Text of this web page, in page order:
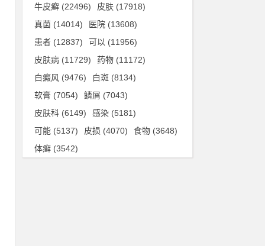
牛皮癣 (22496) 皮肤 (17918)
真菌 (14014) 医院 (13608)
患者 (12837) 可以 (11956)
皮肤病 (11729) 药物 (11172)
白癜风 (9476) 白斑 (8134)
软膏 (7054) 鳞屑 (7043)
皮肤科 (6149) 感染 (5181)
可能 (5137) 皮损 (4070) 食物 (3648)
体癣 (3542)